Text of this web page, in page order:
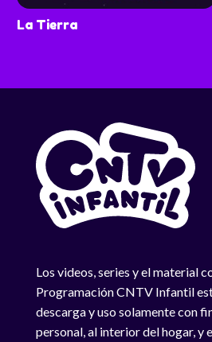
La Tierra
Los videos, series y el material
Programación CNTV Infantil
descarga y uso solamente con
personal, al interior del hogar, y